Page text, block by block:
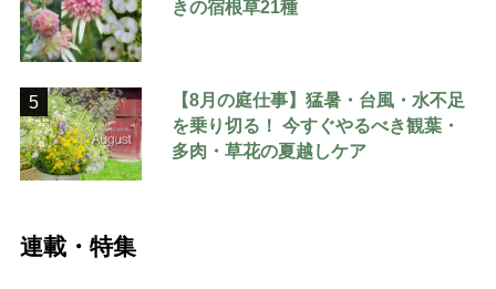
きの宿根草21種
5
【8月の庭仕事】猛暑・台風・水不足
を乗り切る！ 今すぐやるべき観葉・
多肉・草花の夏越しケア
連載・特集